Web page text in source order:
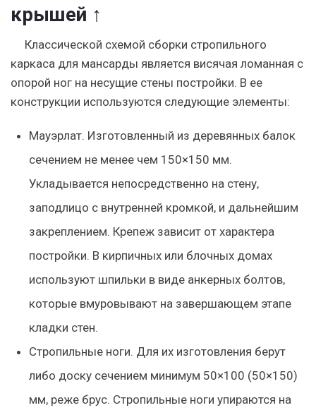
крышей ↑
Классической схемой сборки стропильного
каркаса для мансарды является висячая ломанная с
опорой ног на несущие стены постройки. В ее
конструкции используются следующие элементы:
Мауэрлат. Изготовленный из деревянных балок
сечением не менее чем 150×150 мм.
Укладывается непосредственно на стену,
заподлицо с внутренней кромкой, и дальнейшим
закреплением. Крепеж зависит от характера
постройки. В кирпичных или блочных домах
используют шпильки в виде анкерных болтов,
которые вмуровывают на завершающем этапе
кладки стен.
Стропильные ноги. Для их изготовления берут
либо доску сечением минимум 50×100 (50×150)
мм, реже брус. Стропильные ноги упираются на